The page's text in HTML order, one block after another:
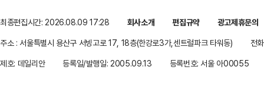
최종편집시간: 2026.08.09 17:28 회사소개 편집규약
광고제휴문의
주소 : 서울특별시 용산구 서빙고로 17, 18층(한강로3가,센트럴파크 타워동)
전
제호: 데일리안
등록일/발행일: 2005.09.13 등록번호: 서울 아00055